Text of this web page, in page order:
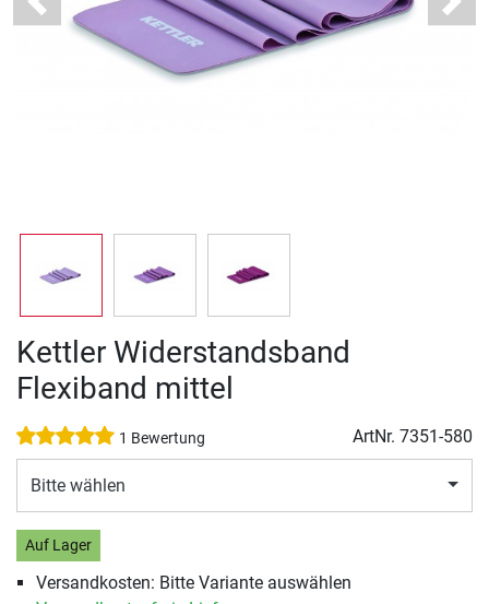
Previous Next
Kettler Widerstandsband
Flexiband mittel
1 Bewertung ArtNr. 7351-580
Bitte wählen
Auf Lager
Versandkosten: Bitte Variante auswählen